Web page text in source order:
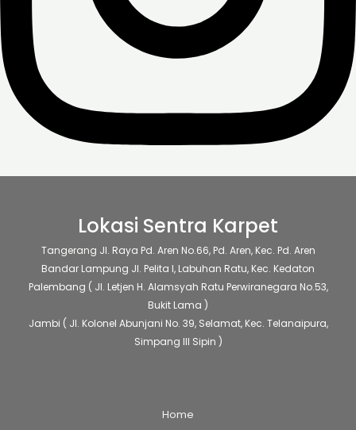
Lokasi Sentra Karpet
Tangerang Jl. Raya Pd. Aren No.66, Pd. Aren, Kec. Pd. Aren
Bandar Lampung Jl. Pelita I, Labuhan Ratu, Kec. Kedaton
Palembang ( Jl. Letjen H. Alamsyah Ratu Perwiranegara No.53,
Bukit Lama )
Jambi ( Jl. Kolonel Abunjani No. 39, Selamat, Kec. Telanaipura,
Simpang III Sipin )
Home